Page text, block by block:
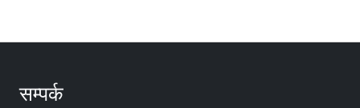
सम्पर्क